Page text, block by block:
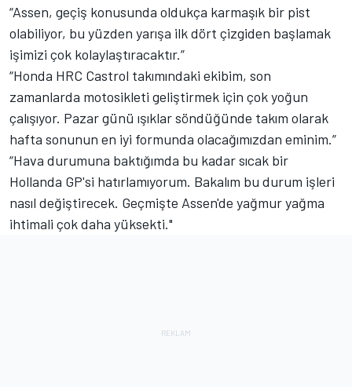
“Assen, geçiş konusunda oldukça karmaşık bir pist
olabiliyor, bu yüzden yarışa ilk dört çizgiden başlamak
işimizi çok kolaylaştıracaktır.”
“Honda HRC Castrol takımındaki ekibim, son
zamanlarda motosikleti geliştirmek için çok yoğun
çalışıyor. Pazar günü ışıklar söndüğünde takım olarak
hafta sonunun en iyi formunda olacağımızdan eminim.”
“Hava durumuna baktığımda bu kadar sıcak bir
Hollanda GP'si hatırlamıyorum. Bakalım bu durum işleri
nasıl değiştirecek. Geçmişte Assen'de yağmur yağma
ihtimali çok daha yüksekti."